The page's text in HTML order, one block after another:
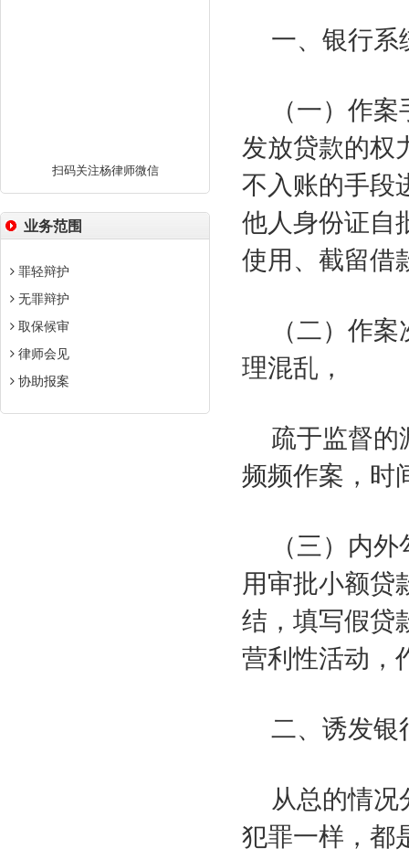
扫码关注杨律师微信
业务范围
罪轻辩护
无罪辩护
取保候审
律师会见
协助报案
一、银行系
（一）作
发放贷款的权
不入账的手段
他人身份证自
使用、截留借
（二）作
理混乱，
疏于监督的
频频作案，时
（三）内
用审批小额贷
结，填写假贷
营利性活动，
二、诱发银
从总的情况
犯罪一样，都